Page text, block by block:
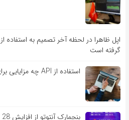
گرفته است
استفاده از API چه مزایایی برای شرکت‌های فین‌تک دارد؟